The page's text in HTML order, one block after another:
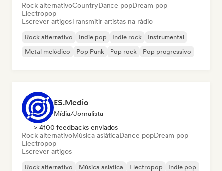
Rock alternativoCountryDance popDream pop
Electropop
Escrever artigosTransmitir artistas na rádio
Rock alternativo Indie pop Indie rock
Instrumental
Metal melódico
Pop Punk Pop rock Pop progressivo
ES.Medio
Mídia/Jornalista
> 4100 feedbacks enviados
Rock alternativoMúsica asiáticaDance popDream pop
Electropop
Escrever artigos
Rock alternativo Música asiática Electropop
Indie pop